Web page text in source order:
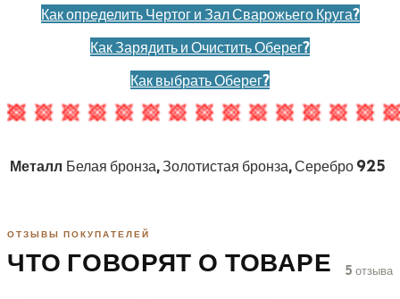
Как определить Чертог и Зал Сварожьего Круга?
Как Зарядить и Очистить Оберег?
Как выбрать Оберег?
Металл Белая бронза, Золотистая бронза, Серебро 925
ОТЗЫВЫ ПОКУПАТЕЛЕЙ
ЧТО ГОВОРЯТ О ТОВАРЕ 5 отзыва